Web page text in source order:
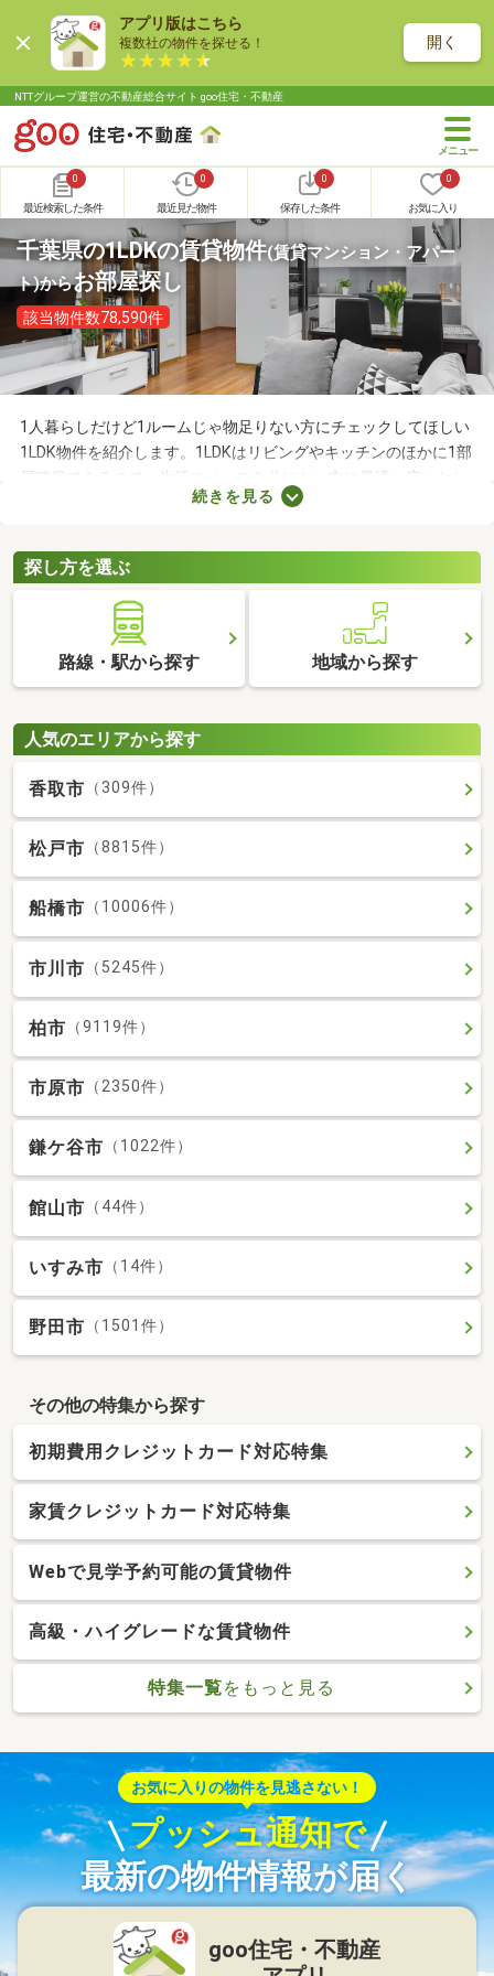
アプリ版はこちら
複数社の物件を探せる！ 開く
NTTグループ運営の不動産総合サイト goo住宅・不動産
0
最近検索した条件
0
最近見た物件
0
保存した条件
0
お気に入り
千葉県の1LDKの賃貸物件(賃貸マンション・アパー
ト)からお部屋探し
該当物件数78,590件
1人暮らしだけど1ルームじゃ物足りない方にチェックしてほしい
1LDK物件を紹介します。1LDKはリビングやキッチンのほかに1部
屋確保できるので、生活スペースを分けたい方に最適。広々とし
たLDKの物件を選べば、ゆったりとくつろげる理想のお部屋に住
えるお部屋を見つけてくださいね。
続きを見る
探し方を選ぶ
路線・駅から探す 地域から探す
人気のエリアから探す
香取市 （309件）
松戸市 （8815件）
船橋市 （10006件）
市川市 （5245件）
柏市 （9119件）
市原市 （2350件）
鎌ケ谷市 （1022件）
館山市 （44件）
いすみ市 （14件）
野田市 （1501件）
その他の特集から探す
初期費用クレジットカード対応特集
家賃クレジットカード対応特集
Webで見学予約可能の賃貸物件
高級・ハイグレードな賃貸物件
特集一覧をもっと見る
お気に入りの物件を見逃さない！
プッシュ通知で
最新の物件情報が届く
goo住宅・不動産